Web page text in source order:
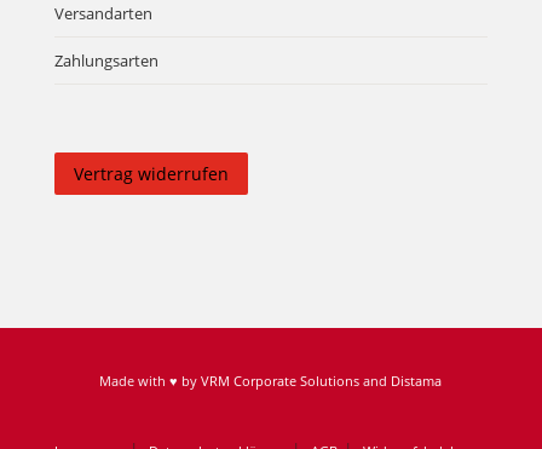
Versandarten
Zahlungsarten
Vertrag widerrufen
Made with ♥ byVRM Corporate Solutions and Distama